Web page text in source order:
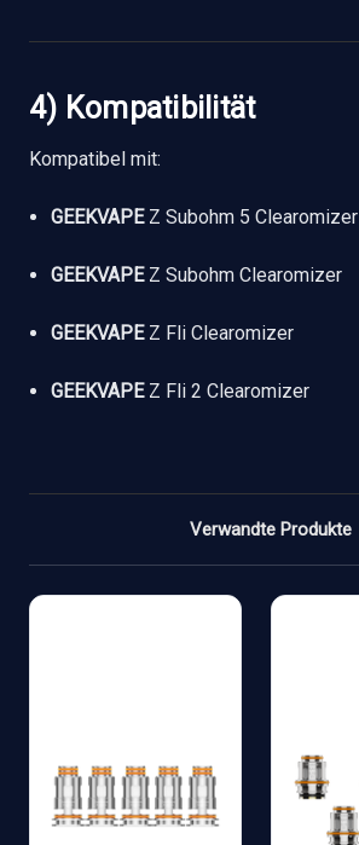
4) Kompatibilität
Kompatibel mit:
GEEKVAPEZ Subohm 5 Clearomizer
GEEKVAPEZ Subohm Clearomizer
GEEKVAPEZ Fli Clearomizer
GEEKVAPEZ Fli 2 Clearomizer
Verwandte Produkte